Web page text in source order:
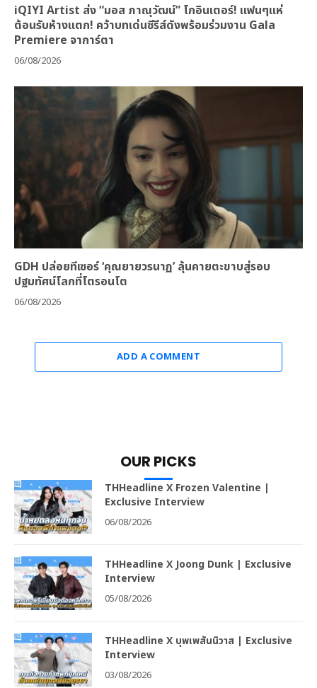
iQIYI Artist ส่ง “มอส ภาณุวัฒน์” โกอินเตอร์! แฟนๆแห่
ต้อนรับห้างแตก! คว้าบทเด่นซีรีส์ดังพร้อมร่วมงาน Gala
Premiere จาการ์ตา
06/08/2026
GDH ปล่อยทีเซอร์ ‘คุณยายวรนาฏ’ ลุ้นคายตะขาบสู่รอบ
ปฐมทัศน์โลกที่โตรอนโต
06/08/2026
ADD A COMMENT
OUR PICKS
THHeadline X Frozen Valentine |
Exclusive Interview
06/08/2026
THHeadline X Joong Dunk | Exclusive
Interview
05/08/2026
THHeadline X บุพเพสันนิวาส | Exclusive
Interview
03/08/2026